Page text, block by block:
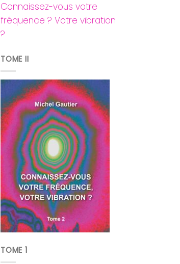
Connaissez-vous votre
fréquence ? Votre vibration
?
TOME II
TOME 1